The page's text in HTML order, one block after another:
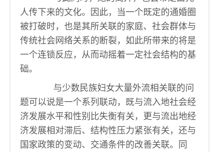
人传下来的文化。因此，当一个既定的通婚圈
被打破时，也是其所关联的家庭、社会群体与
传统社会网络关系的断裂，如此所带来的将是
一个连锁反应，从而动摇着一定社会结构的基
础。
与少数民族妇女大量外流相关联的问
题可以说是一个系列联动，既与流入地社会经
济发展水平和性别比失衡有关，更与流出地经
济发展相对滞后、结构性压力紧张有关，还与
国家政策的变动、交通条件的改善关联。同